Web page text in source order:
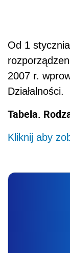
Od 1
2007 r.
Działalności.
Tabela.
Kliknij aby